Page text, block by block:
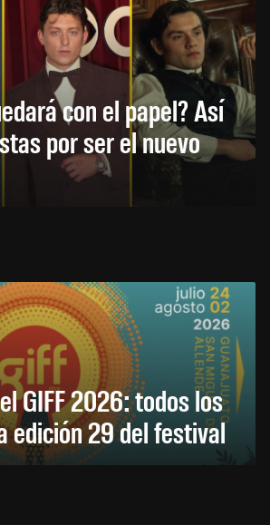
con el papel? Así
por ser el nuevo
GIFF 2026: todos los
edición 29 del festival